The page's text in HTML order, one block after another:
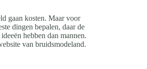
gaan kosten. Maar voor
dingen bepalen, daar de
hebben dan mannen.
van bruidsmodeland.